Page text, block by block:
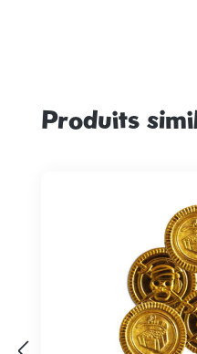
Ignorer la galerie de
Produits